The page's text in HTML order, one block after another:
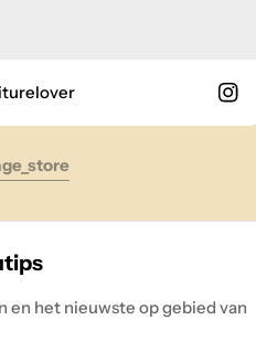
en het nieuwste op gebied van